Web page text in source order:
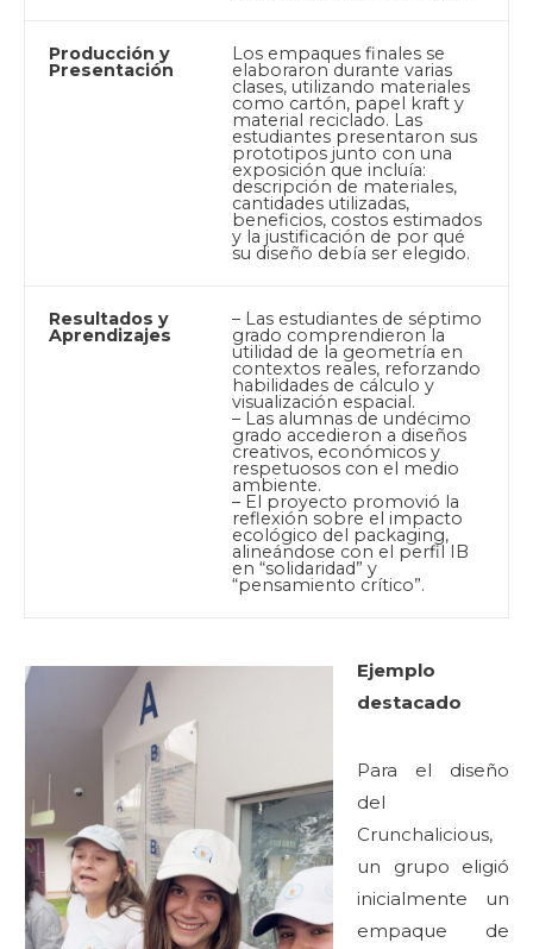
Producción y
Presentación
Los empaques finales se
elaboraron durante varias
clases, utilizando materiales
como cartón, papel kraft y
material reciclado. Las
estudiantes presentaron sus
prototipos junto con una
exposición que incluía:
descripción de materiales,
cantidades utilizadas,
beneficios, costos estimados
y la justificación de por qué
su diseño debía ser elegido.
Resultados y
Aprendizajes
– Las estudiantes de séptimo
grado comprendieron la
utilidad de la geometría en
contextos reales, reforzando
habilidades de cálculo y
visualización espacial.
– Las alumnas de undécimo
grado accedieron a diseños
creativos, económicos y
respetuosos con el medio
ambiente.
– El proyecto promovió la
reflexión sobre el impacto
ecológico del packaging,
alineándose con el perfil IB
en “solidaridad” y
“pensamiento crítico”.
Ejemplo
destacado
Para el diseño
del
Crunchalicious,
un grupo eligió
inicialmente un
empaque de